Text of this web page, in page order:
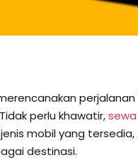
perlu khawatir,
mobil yang
destinasi.